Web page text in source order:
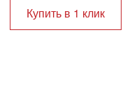
Купить в 1 клик